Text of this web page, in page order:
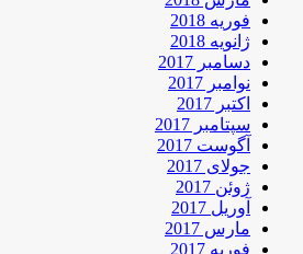
فوریه 2018
ژانویه 2018
دسامبر 2017
نوامبر 2017
اکتبر 2017
سپتامبر 2017
آگوست 2017
جولای 2017
ژوئن 2017
آوریل 2017
مارس 2017
فوریه 2017